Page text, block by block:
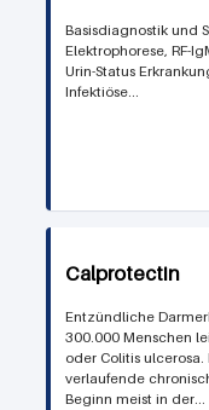
Basisdiagnostik und
Elektrophorese, RF-
Urin-Status Erkrankung Klinik Erregeranzucht Material
Infektiöse...
Calprotectin
Entzündliche Darmerkrankungen
300.000 Menschen
oder Colitis
verlaufende
Beginn meist in der...